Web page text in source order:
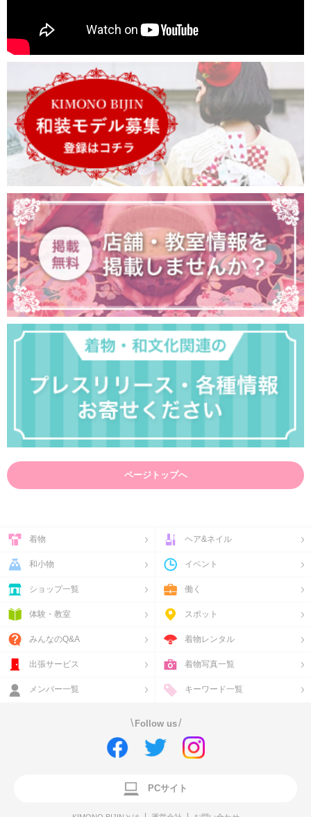
ページトップへ
着物 ヘア&ネイル
和小物 イベント
ショップ一覧 働く
体験・教室 スポット
みんなのQ&A 着物レンタル
出張サービス 着物写真一覧
メンバー一覧 キーワード一覧
\ Follow us/
PCサイト